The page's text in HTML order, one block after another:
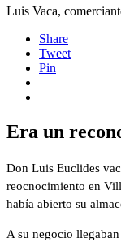
Luis Vaca,
Share
Tweet
Pin
Era un
Don Luis Euclides
reocnocimiento en
había abierto su
A su negocio